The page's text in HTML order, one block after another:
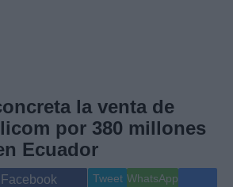
Gente
Musica
la venta de
por 380 millones
Ecuador
Tweet WhatsApp